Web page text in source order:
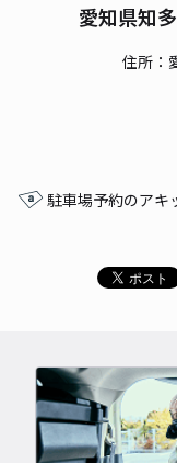
愛知県知
住所：
駐車場予約のアキ